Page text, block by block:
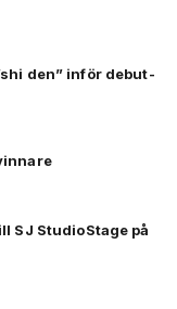
den” inför debut-
SJ StudioStage på